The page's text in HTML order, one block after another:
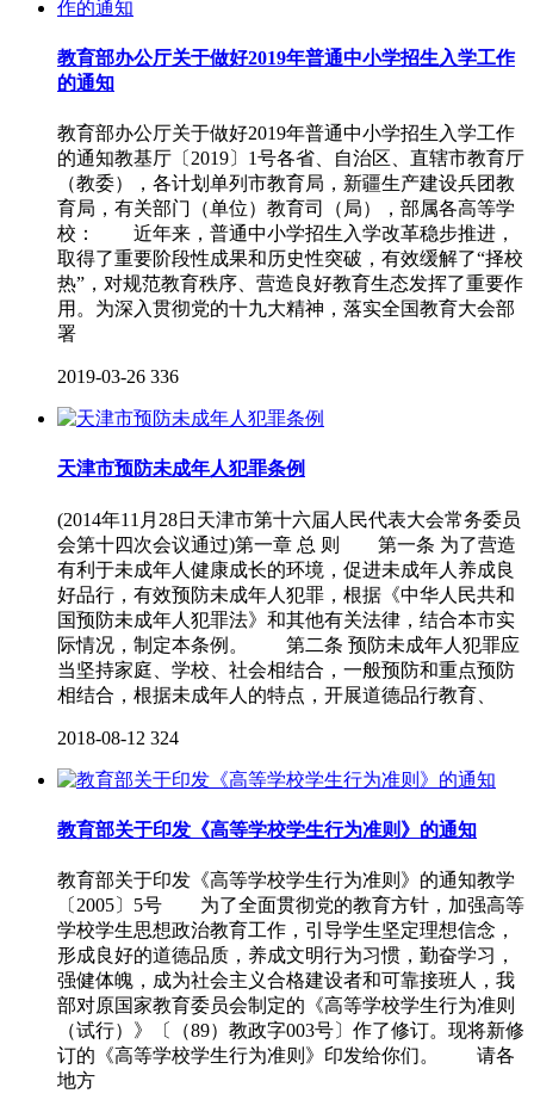
教育部办公厅关于做好2019年普通中小学招生入学工作
的通知
教育部办公厅关于做好2019年普通中小学招生入学工作
的通知教基厅〔2019〕1号各省、自治区、直辖市教育厅
（教委），各计划单列市教育局，新疆生产建设兵团教
育局，有关部门（单位）教育司（局），部属各高等学
校： 近年来，普通中小学招生入学改革稳步推进，
取得了重要阶段性成果和历史性突破，有效缓解了“择校
热”，对规范教育秩序、营造良好教育生态发挥了重要作
用。为深入贯彻党的十九大精神，落实全国教育大会部
署
2019-03-26 336
天津市预防未成年人犯罪条例
(2014年11月28日天津市第十六届人民代表大会常务委员
会第十四次会议通过)第一章 总 则 第一条 为了营造
有利于未成年人健康成长的环境，促进未成年人养成良
好品行，有效预防未成年人犯罪，根据《中华人民共和
国预防未成年人犯罪法》和其他有关法律，结合本市实
际情况，制定本条例。 第二条 预防未成年人犯罪应
当坚持家庭、学校、社会相结合，一般预防和重点预防
相结合，根据未成年人的特点，开展道德品行教育、
2018-08-12 324
教育部关于印发《高等学校学生行为准则》的通知
教育部关于印发《高等学校学生行为准则》的通知教学
〔2005〕5号 为了全面贯彻党的教育方针，加强高等
学校学生思想政治教育工作，引导学生坚定理想信念，
形成良好的道德品质，养成文明行为习惯，勤奋学习，
强健体魄，成为社会主义合格建设者和可靠接班人，我
部对原国家教育委员会制定的《高等学校学生行为准则
（试行）》〔（89）教政字003号〕作了修订。现将新修
订的《高等学校学生行为准则》印发给你们。 请各
地方